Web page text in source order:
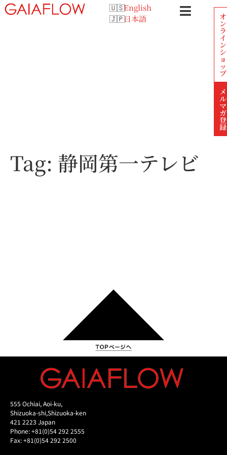
English
日本語
オ
ン
ラ
イ
ン
シ
ョ
ッ
プ
メ
ル
マ
ガ
登
録
Tag: 静岡第一テレビ
555 Ochiai, Aoi-ku,
Shizuoka-shi,Shizuoka-ken
421 2223 Japan
Phone: +81(0)54 292 2555
Fax: +81(0)54 292 2500